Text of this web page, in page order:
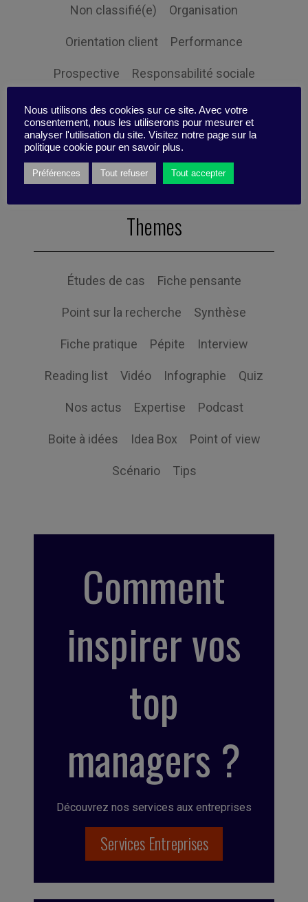
Non classifié(e) Organisation
Orientation client Performance
Prospective Responsabilité sociale
Ressources humaines Stratégie
Expertise
Themes
Études de cas Fiche pensante
Point sur la recherche Synthèse
Fiche pratique Pépite Interview
Reading list Vidéo Infographie Quiz
Nos actus Expertise Podcast
Boite à idées Idea Box Point of view
Scénario Tips
Comment
inspirer vos
top
managers ?
Découvrez nos services aux entreprises
Services Entreprises
Nous utilisons des cookies sur ce site. Avec votre
consentement, nous les utiliserons pour mesurer et
analyser l'utilisation du site. Visitez notre page sur la
politique cookie pour en savoir plus.
Préférences Tout refuser Tout accepter